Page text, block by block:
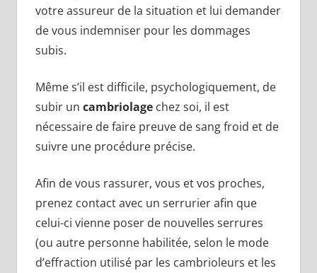
votre assureur de la situation et lui demander
de vous indemniser pour les dommages
subis.
Même s’il est difficile, psychologiquement, de
subir un cambriolagechez soi, il est
nécessaire de faire preuve de sang froid et de
suivre une procédure précise.
Afin de vous rassurer, vous et vos proches,
prenez contact avec un serrurier afin que
celui-ci vienne poser de nouvelles serrures
(ou autre personne habilitée, selon le mode
d’effraction utilisé par les cambrioleurs et les